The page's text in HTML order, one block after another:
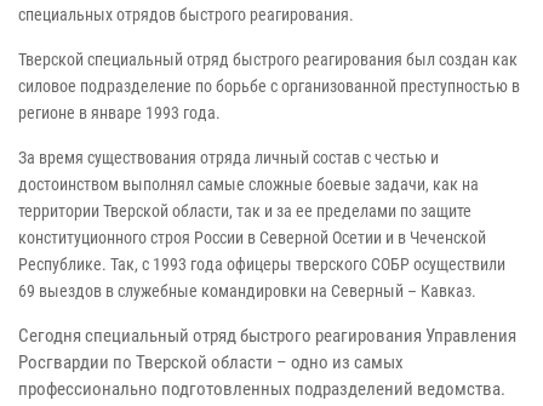
специальных отрядов быстрого реагирования.
Тверской специальный отряд быстрого реагирования был создан как
силовое подразделение по борьбе с организованной преступностью в
регионе в январе 1993 года.
За время существования отряда личный состав с честью и
достоинством выполнял самые сложные боевые задачи, как на
территории Тверской области, так и за ее пределами по защите
конституционного строя России в Северной Осетии и в Чеченской
Республике. Так, с 1993 года офицеры тверского СОБР осуществили
69 выездов в служебные командировки на Северный – Кавказ.
Сегодня специальный отряд быстрого реагирования Управления
Росгвардии по Тверской области – одно из самых
профессионально подготовленных подразделений ведомства.